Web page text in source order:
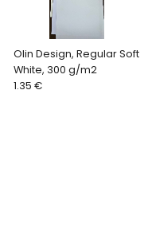
Olin Design, Regular Soft
White, 300 g/m2
1.35 €